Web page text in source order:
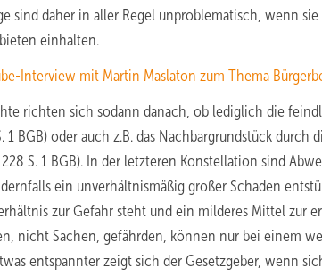
sind daher in aller Regel unproblematisch, wenn
einhalten.
Interview mit Martin Maslaton zum Thema
richten sich sodann danach, ob lediglich die
1 BGB) oder auch z.B. das Nachbargrundstück
228 S. 1 BGB). In der letzteren Konstellation sind
ein unverhältnismäßig großer Schaden
zur Gefahr steht und ein milderes Mittel zur
nicht Sachen, gefährden, können nur bei einem
entspannter zeigt sich der Gesetzgeber, wenn